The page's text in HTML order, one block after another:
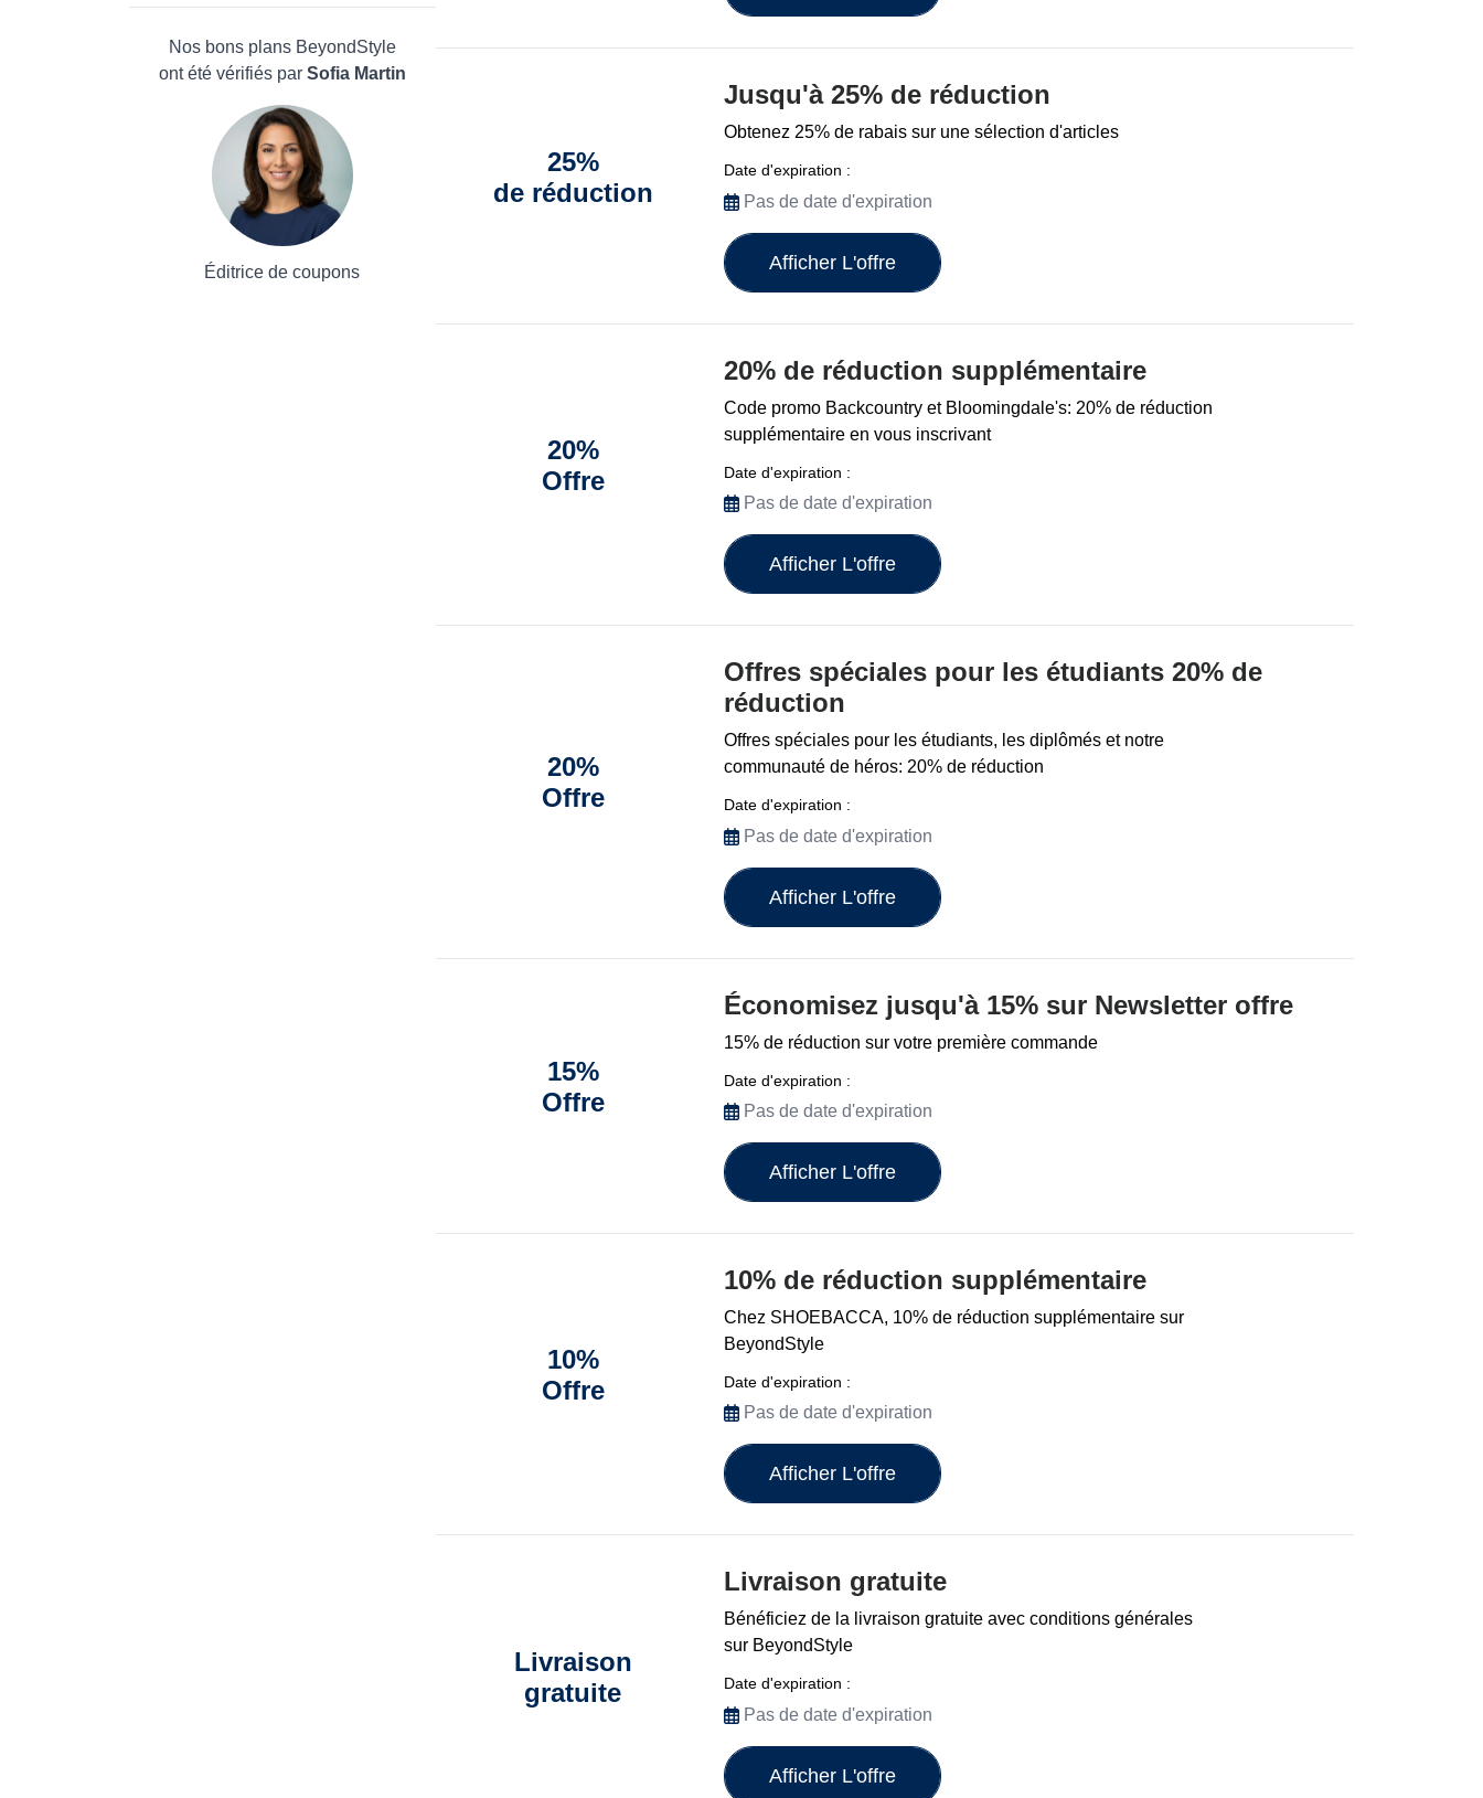
Nos bons plans BeyondStyle
ont été vérifiés par Sofia Martin
Éditrice de coupons
25%
de réduction
Jusqu'à 25% de réduction
Obtenez 25% de rabais sur une sélection d'articles
Date d'expiration :
Pas de date d'expiration
Afficher L'offre
20%
Offre
20% de réduction supplémentaire
Code promo Backcountry et Bloomingdale's: 20% de réduction
supplémentaire en vous inscrivant
Date d'expiration :
Pas de date d'expiration
Afficher L'offre
20%
Offre
Offres spéciales pour les étudiants 20% de
réduction
Offres spéciales pour les étudiants, les diplômés et notre
communauté de héros: 20% de réduction
Date d'expiration :
Pas de date d'expiration
Afficher L'offre
15%
Offre
Économisez jusqu'à 15% sur Newsletter offre
15% de réduction sur votre première commande
Date d'expiration :
Pas de date d'expiration
Afficher L'offre
10%
Offre
10% de réduction supplémentaire
Chez SHOEBACCA, 10% de réduction supplémentaire sur
BeyondStyle
Date d'expiration :
Pas de date d'expiration
Afficher L'offre
Livraison
gratuite
Livraison gratuite
Bénéficiez de la livraison gratuite avec conditions générales
sur BeyondStyle
Date d'expiration :
Pas de date d'expiration
Afficher L'offre